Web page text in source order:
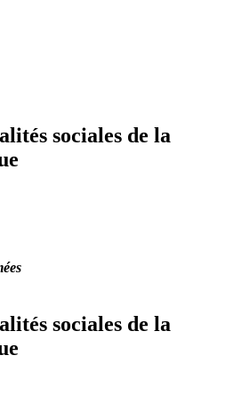
sociales de la
sociales de la